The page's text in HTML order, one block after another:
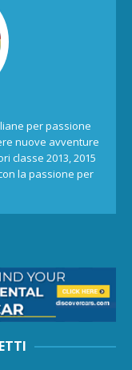
per passione
nuove avventure
classe 2013, 2015
la passione per